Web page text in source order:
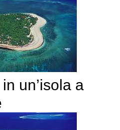
un’isola a